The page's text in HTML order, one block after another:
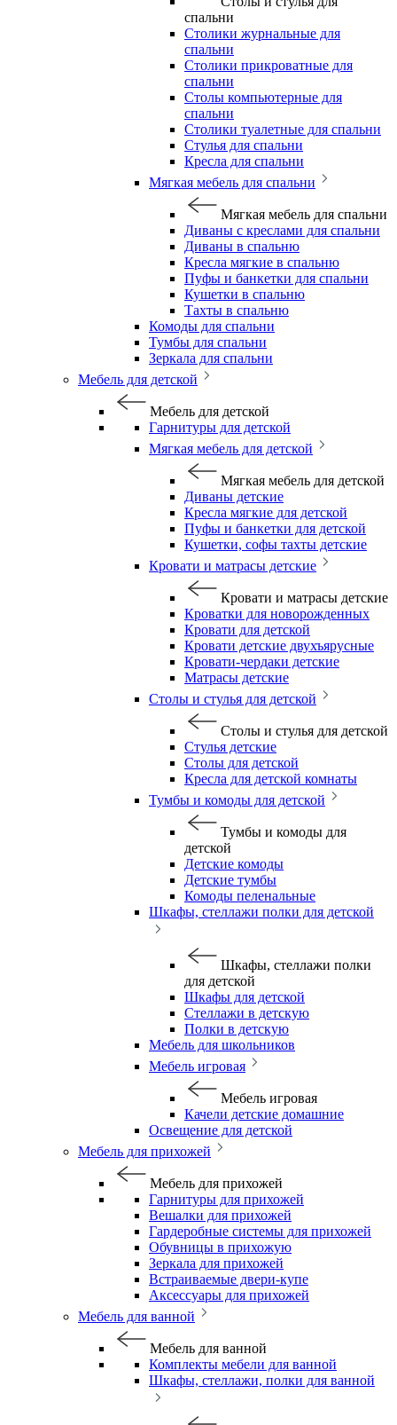
спальни
Столики журнальные для
спальни
Столики прикроватные для
спальни
Столы компьютерные для
спальни
Столики туалетные для спальни
Стулья для спальни
Кресла для спальни
Мягкая мебель для спальни
Мягкая мебель для спальни
Диваны с креслами для спальни
Диваны в спальню
Кресла мягкие в спальню
Пуфы и банкетки для спальни
Кушетки в спальню
Тахты в спальню
Комоды для спальни
Тумбы для спальни
Зеркала для спальни
Мебель для детской
Мебель для детской
Гарнитуры для детской
Мягкая мебель для детской
Мягкая мебель для детской
Диваны детские
Кресла мягкие для детской
Пуфы и банкетки для детской
Кушетки, софы тахты детские
Кровати и матрасы детские
Кровати и матрасы детские
Кроватки для новорожденных
Кровати для детской
Кровати детские двухъярусные
Кровати-чердаки детские
Матрасы детские
Столы и стулья для детской
Столы и стулья для детской
Стулья детские
Столы для детской
Кресла для детской комнаты
Тумбы и комоды для детской
Тумбы и комоды для
детской
Детские комоды
Детские тумбы
Комоды пеленальные
Шкафы, стеллажи полки для детской
Шкафы, стеллажи полки
для детской
Шкафы для детской
Стеллажи в детскую
Полки в детскую
Мебель для школьников
Мебель игровая
Мебель игровая
Качели детские домашние
Освещение для детской
Мебель для прихожей
Мебель для прихожей
Гарнитуры для прихожей
Вешалки для прихожей
Гардеробные системы для прихожей
Обувницы в прихожую
Зеркала для прихожей
Встраиваемые двери-купе
Аксессуары для прихожей
Мебель для ванной
Мебель для ванной
Комплекты мебели для ванной
Шкафы, стеллажи, полки для ванной